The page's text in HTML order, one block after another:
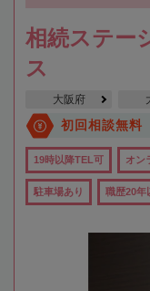
相続ステー
ス
大阪府
初回相談無料
19時以降TEL可 オン
駐車場あり 職歴20年